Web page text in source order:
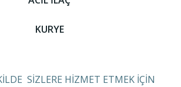
KURYE
SİZLERE HİZMET ETMEK İÇİN